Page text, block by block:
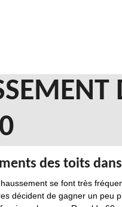
des toits
se font très
décident de gagner un peu